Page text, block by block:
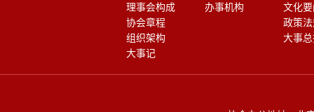
理事会构成
协会章程
组织架构
大事记
办事机构
文化
政策
大事